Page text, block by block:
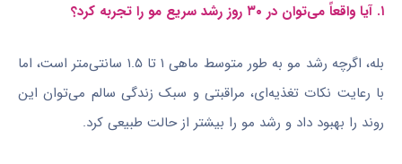
۱. آیا واقعاً می‌توان در ۳۰ روز رشد سریع مو را تجربه کرد؟
بله، اگرچه رشد مو به طور متوسط ماهی ۱ تا ۱.۵ سانتی‌متر است، اما
با رعایت نکات تغذیه‌ای، مراقبتی و سبک زندگی سالم می‌توان این
روند را بهبود داد و رشد مو را بیشتر از حالت طبیعی کرد.